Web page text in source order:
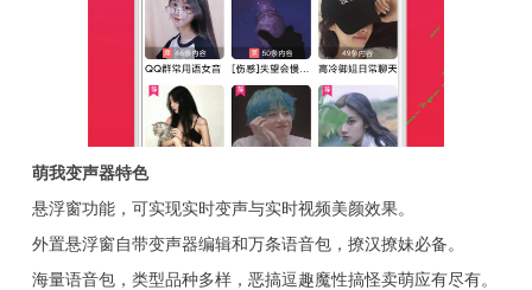
萌我变声器特色
悬浮窗功能，可实现实时变声与实时视频美颜效果。
外置悬浮窗自带变声器编辑和万条语音包，撩汉撩妹必备。
海量语音包，类型品种多样，恶搞逗趣魔性搞怪卖萌应有尽有。